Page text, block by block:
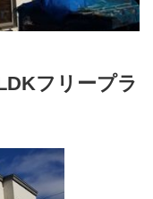
フリープラ